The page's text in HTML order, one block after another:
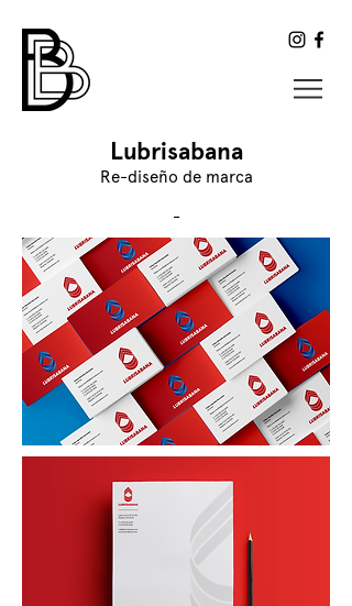
Lubrisabana
Re-diseño de marca
-